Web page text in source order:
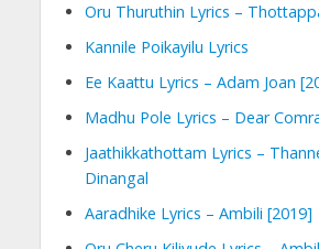
Oru Thuruthin Lyrics –
Kannile Poikayilu Lyrics
Ee Kaattu Lyrics – Adam Joan
Madhu Pole Lyrics – Dear
Jaathikkathottam Lyrics –
Dinangal
Aaradhike Lyrics – Ambili [2019]